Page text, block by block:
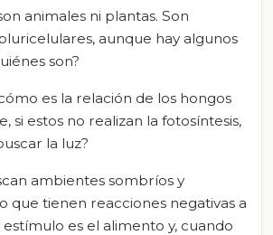
animales ni plantas. Son
aunque hay algunos
son?
es la relación de los hongos
si estos no realizan la fotosíntesis,
la luz?
ambientes sombríos y
que tienen reacciones negativas a
estímulo es el alimento y, cuando